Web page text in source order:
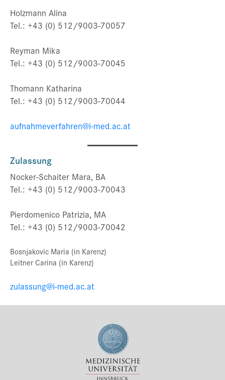
Holzmann Alina
Tel.: +43 (0) 512/9003-70057
Reyman Mika
Tel.: +43 (0) 512/9003-70045
Thomann Katharina
Tel.: +43 (0) 512/9003-70044
aufnahmeverfahren@i-med.ac.at
Zulassung
Nocker-Schaiter Mara, BA
Tel.: +43 (0) 512/9003-70043
Pierdomenico Patrizia, MA
Tel.: +43 (0) 512/9003-70042
Bosnjakovic Maria (in Karenz)
Leitner Carina (in Karenz)
zulassung@i-med.ac.at